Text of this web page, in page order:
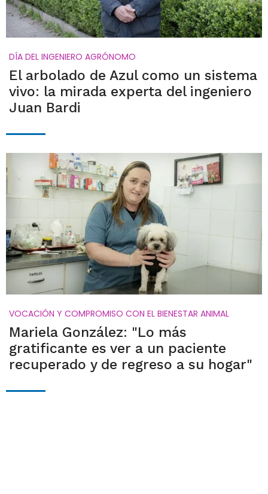
DÍA DEL INGENIERO AGRÓNOMO
El arbolado de Azul como un sistema
vivo: la mirada experta del ingeniero
Juan Bardi
VOCACIÓN Y COMPROMISO CON EL BIENESTAR ANIMAL
Mariela González: "Lo más
gratificante es ver a un paciente
recuperado y de regreso a su hogar"